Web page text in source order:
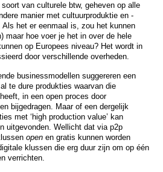
van culturele btw, geheven op alle
manier met cultuurproduktie en -
het er eenmaal is, zou het kunnen
maar hoe voer je het in over de hele
op Europees niveau? Het wordt in
door verschillende overheden.
businessmodellen suggereren een
te dure produkties waarvan die
in een open proces door
bijgedragen. Maar of een dergelijk
met ‘high production value’ kan
uitgevonden. Wellicht dat via p2p
open en gratis kunnen worden
klussen die erg duur zijn om op één
verrichten.